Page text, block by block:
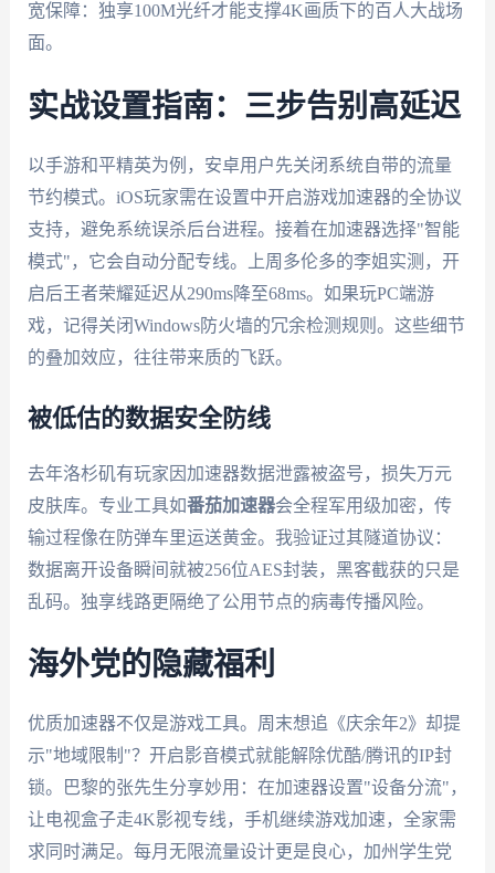
宽保障：独享100M光纤才能支撑4K画质下的百人大战场
面。
实战设置指南：三步告别高延迟
以手游和平精英为例，安卓用户先关闭系统自带的流量
节约模式。iOS玩家需在设置中开启游戏加速器的全协议
支持，避免系统误杀后台进程。接着在加速器选择"智能
模式"，它会自动分配专线。上周多伦多的李姐实测，开
启后王者荣耀延迟从290ms降至68ms。如果玩PC端游
戏，记得关闭Windows防火墙的冗余检测规则。这些细节
的叠加效应，往往带来质的飞跃。
被低估的数据安全防线
去年洛杉矶有玩家因加速器数据泄露被盗号，损失万元
皮肤库。专业工具如番茄加速器会全程军用级加密，传
输过程像在防弹车里运送黄金。我验证过其隧道协议：
数据离开设备瞬间就被256位AES封装，黑客截获的只是
乱码。独享线路更隔绝了公用节点的病毒传播风险。
海外党的隐藏福利
优质加速器不仅是游戏工具。周末想追《庆余年2》却提
示"地域限制"？开启影音模式就能解除优酷/腾讯的IP封
锁。巴黎的张先生分享妙用：在加速器设置"设备分流"，
让电视盒子走4K影视专线，手机继续游戏加速，全家需
求同时满足。每月无限流量设计更是良心，加州学生党